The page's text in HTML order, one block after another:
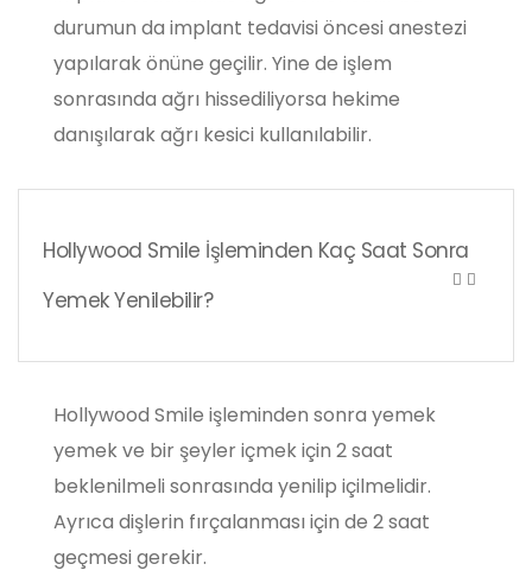
durumun da implant tedavisi öncesi anestezi
yapılarak önüne geçilir. Yine de işlem
sonrasında ağrı hissediliyorsa hekime
danışılarak ağrı kesici kullanılabilir.
Hollywood Smile İşleminden Kaç Saat Sonra
Yemek Yenilebilir?
Hollywood Smile işleminden sonra yemek
yemek ve bir şeyler içmek için 2 saat
beklenilmeli sonrasında yenilip içilmelidir.
Ayrıca dişlerin fırçalanması için de 2 saat
geçmesi gerekir.